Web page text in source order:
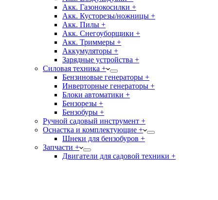
Акк. Газонокосилки +
Акк. Кусторезы/ножницы +
Акк. Пилы +
Акк. Снегоуборщики +
Акк. Триммеры +
Аккумуляторы +
Зарядные устройства +
Силовая техника +
Бензиновые генераторы +
Инверторные генераторы +
Блоки автоматики +
Бензорезы +
Бензобуры +
Ручной садовый инструмент +
Оснастка и комплектующие +
Шнеки для бензобуров +
Запчасти +
Двигатели для садовой техники +